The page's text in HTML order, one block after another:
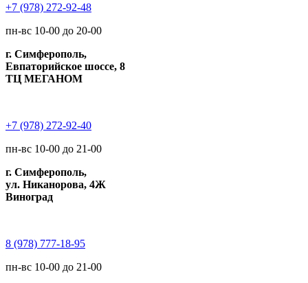
+7 (978) 272-92-48
пн-вс 10-00 до 20-00
г. Симферополь,
Евпаторийское шоссе, 8
ТЦ МЕГАНОМ
+7 (978) 272-92-40
пн-вс 10-00 до 21-00
г. Симферополь,
ул. Никанорова, 4Ж
Виноград
8 (978) 777-18-95
пн-вс 10-00 до 21-00